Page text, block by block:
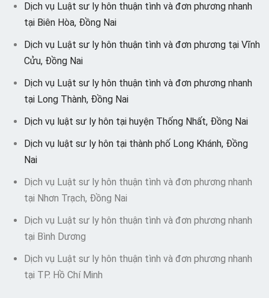
Dịch vụ Luật sư ly hôn thuận tình và đơn phương nhanh
tại Biên Hòa, Đồng Nai
Dịch vụ Luật sư ly hôn thuận tình và đơn phương tại Vĩnh
Cửu, Đồng Nai
Dịch vụ Luật sư ly hôn thuận tình và đơn phương nhanh
tại Long Thành, Đồng Nai
Dịch vụ luật sư ly hôn tại huyện Thống Nhất, Đồng Nai
Dịch vụ luật sư ly hôn tại thành phố Long Khánh, Đồng
Nai
Dịch vụ Luật sư ly hôn thuận tình và đơn phương nhanh
tại Nhơn Trạch, Đồng Nai
Dịch vụ Luật sư ly hôn thuận tình và đơn phương nhanh
tại Bình Dương
Dịch vụ Luật sư ly hôn thuận tình và đơn phương nhanh
tại TP. Hồ Chí Minh